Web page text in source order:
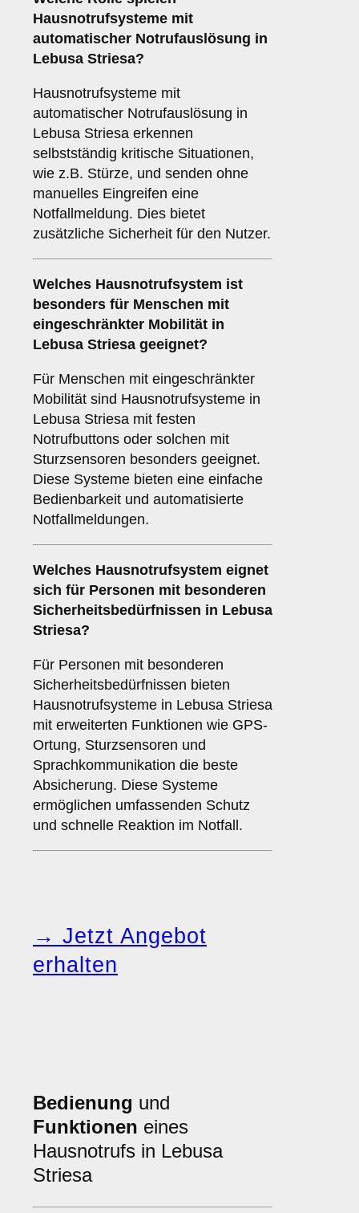
Hausnotrufsysteme mit
automatischer Notrufauslösung in
Lebusa Striesa?
Hausnotrufsysteme mit
automatischer Notrufauslösung in
Lebusa Striesa erkennen
selbstständig kritische Situationen,
wie z.B. Stürze, und senden ohne
manuelles Eingreifen eine
Notfallmeldung. Dies bietet
zusätzliche Sicherheit für den Nutzer.
Welches Hausnotrufsystem ist
besonders für Menschen mit
eingeschränkter Mobilität in
Lebusa Striesa geeignet?
Für Menschen mit eingeschränkter
Mobilität sind Hausnotrufsysteme in
Lebusa Striesa mit festen
Notrufbuttons oder solchen mit
Sturzsensoren besonders geeignet.
Diese Systeme bieten eine einfache
Bedienbarkeit und automatisierte
Notfallmeldungen.
Welches Hausnotrufsystem eignet
sich für Personen mit besonderen
Sicherheitsbedürfnissen in Lebusa
Striesa?
Für Personen mit besonderen
Sicherheitsbedürfnissen bieten
Hausnotrufsysteme in Lebusa Striesa
mit erweiterten Funktionen wie GPS-
Ortung, Sturzsensoren und
Sprachkommunikation die beste
Absicherung. Diese Systeme
ermöglichen umfassenden Schutz
und schnelle Reaktion im Notfall.
→ Jetzt Angebot
erhalten
Bedienung und
Funktionen eines
Hausnotrufs in Lebusa
Striesa